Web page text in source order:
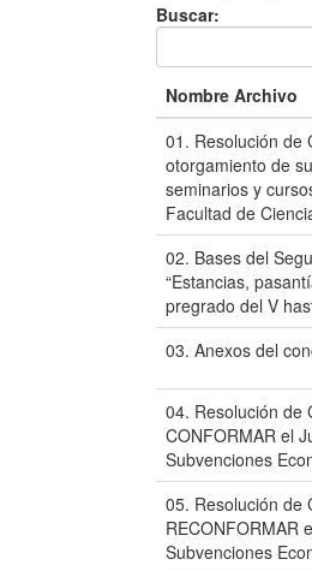
Buscar:
Nombre Archivo
01. Resolución de
otorgamiento de
seminarios y
Facultad de
02. Bases del
“Estancias,
pregrado del V
03. Anexos del
04. Resolución de
CONFORMAR el
Subvenciones
05. Resolución de
RECONFORMAR
Subvenciones